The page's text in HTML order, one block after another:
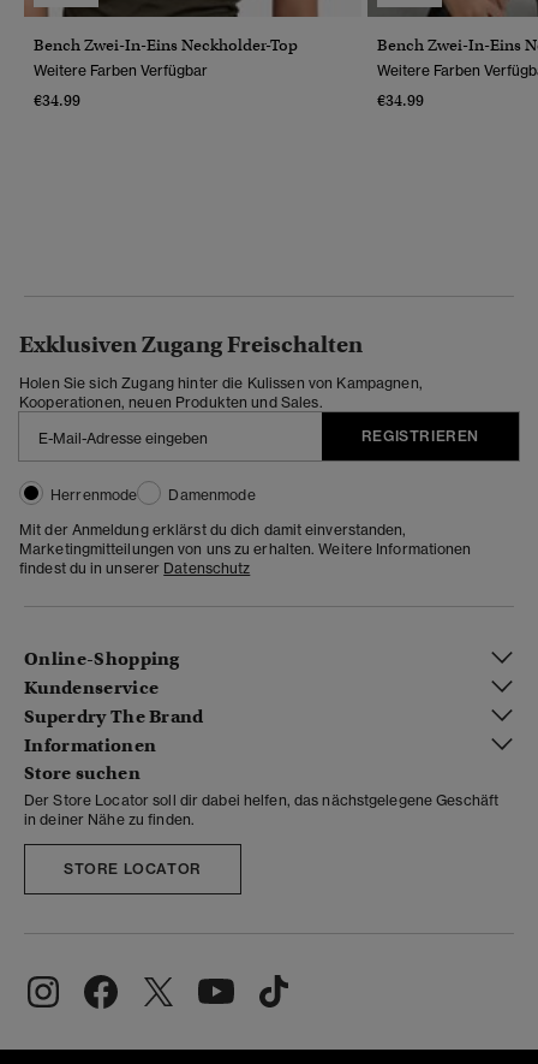
Bench Zwei-In-Eins Neckholder-Top
Weitere Farben Verfügbar
€34.99
Bench Zwei-In-Eins
Weitere Farben
€34.99
Exklusiven Zugang Freischalten
Holen Sie sich Zugang hinter die Kulissen von Kampagnen,
Kooperationen, neuen Produkten und Sales.
REGISTRIEREN
Herrenmode
Damenmode
Mit der Anmeldung erklärst du dich damit einverstanden,
Marketingmitteilungen von uns zu erhalten. Weitere Informationen
findest du in unserer Datenschutz
Online-Shopping
Kundenservice
Superdry The Brand
Informationen
Store suchen
Der Store Locator soll dir dabei helfen, das nächstgelegene Geschäft
in deiner Nähe zu finden.
STORE LOCATOR